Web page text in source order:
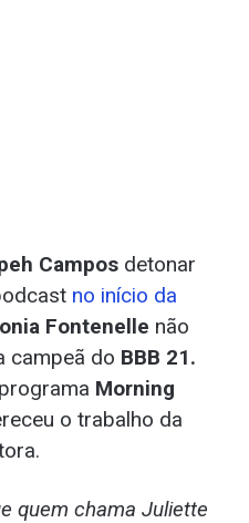
Campos detonar
no início da
Fontenelle não
campeã do BBB 21.
Morning
o trabalho da
quem chama Juliette